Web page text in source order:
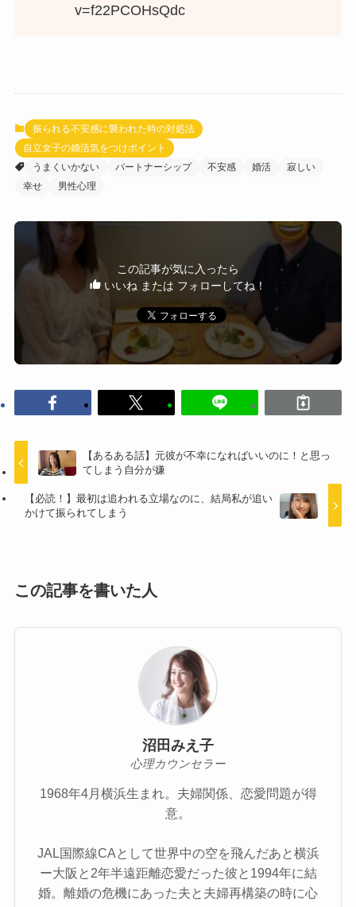
v=f22PCOHsQdc
振られる不安感に襲われた時の対処法
自立女子の婚活気をつけポイント
うまくいかない
パートナーシップ 不安感 婚活
寂しい
幸せ
男性心理
この記事が気に入ったら
いいね または フォローしてね！
【あるある話】元彼が不幸になればいいのに！と思っ
てしまう自分が嫌
【必読！】最初は追われる立場なのに、結局私が追い
かけて振られてしまう
この記事を書いた人
沼田みえ子
心理カウンセラー
1968年4月横浜生まれ。夫婦関係、恋愛問題が得
意。
JAL国際線CAとして世界中の空を飛んだあと横浜
ー大阪と2年半遠距離恋愛だった彼と1994年に結
婚。離婚の危機にあった夫と夫婦再構築の時に心